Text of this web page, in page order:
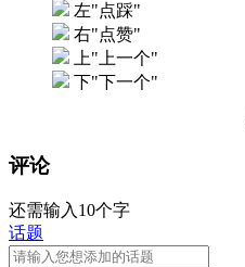
左"点踩"
右"点赞"
上"上一个"
下"下一个"
评论
还需输入10个字
话题